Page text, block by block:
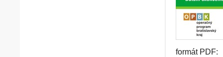
formát PDF: